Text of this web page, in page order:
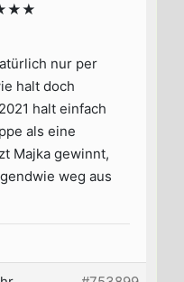
nur per
halt doch
halt einfach
als eine
Majka gewinnt,
weg aus